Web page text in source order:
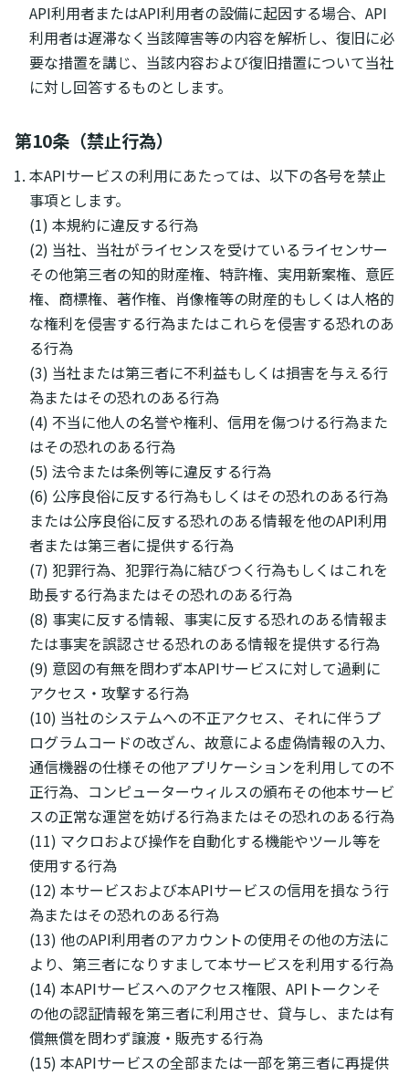
API利用者またはAPI利用者の設備に起因する場合、API
利用者は遅滞なく当該障害等の内容を解析し、復旧に必
要な措置を講じ、当該内容および復旧措置について当社
に対し回答するものとします。
第10条（禁止行為）
本APIサービスの利用にあたっては、以下の各号を禁止
事項とします。
(1) 本規約に違反する行為
(2) 当社、当社がライセンスを受けているライセンサー
その他第三者の知的財産権、特許権、実用新案権、意匠
権、商標権、著作権、肖像権等の財産的もしくは人格的
な権利を侵害する行為またはこれらを侵害する恐れのあ
る行為
(3) 当社または第三者に不利益もしくは損害を与える行
為またはその恐れのある行為
(4) 不当に他人の名誉や権利、信用を傷つける行為また
はその恐れのある行為
(5) 法令または条例等に違反する行為
(6) 公序良俗に反する行為もしくはその恐れのある行為
または公序良俗に反する恐れのある情報を他のAPI利用
者または第三者に提供する行為
(7) 犯罪行為、犯罪行為に結びつく行為もしくはこれを
助長する行為またはその恐れのある行為
(8) 事実に反する情報、事実に反する恐れのある情報ま
たは事実を誤認させる恐れのある情報を提供する行為
(9) 意図の有無を問わず本APIサービスに対して過剰に
アクセス・攻撃する行為
(10) 当社のシステムへの不正アクセス、それに伴うプ
ログラムコードの改ざん、故意による虚偽情報の入力、
通信機器の仕様その他アプリケーションを利用しての不
正行為、コンピューターウィルスの頒布その他本サービ
スの正常な運営を妨げる行為またはその恐れのある行為
(11) マクロおよび操作を自動化する機能やツール等を
使用する行為
(12) 本サービスおよび本APIサービスの信用を損なう行
為またはその恐れのある行為
(13) 他のAPI利用者のアカウントの使用その他の方法に
より、第三者になりすまして本サービスを利用する行為
(14) 本APIサービスへのアクセス権限、APIトークンそ
の他の認証情報を第三者に利用させ、貸与し、または有
償無償を問わず譲渡・販売する行為
(15) 本APIサービスの全部または一部を第三者に再提供